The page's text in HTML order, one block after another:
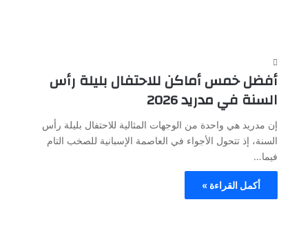
أفضل خمس أماكن للاحتفال بليلة رأس
السنة في مدريد 2026
إن مدريد هي واحدة من الوجهات المثالية للاحتفال بليلة رأس
السنة، إذ تتحول الأجواء في العاصمة الإسبانية للصخب التام
فيما…
أكمل القراءة »